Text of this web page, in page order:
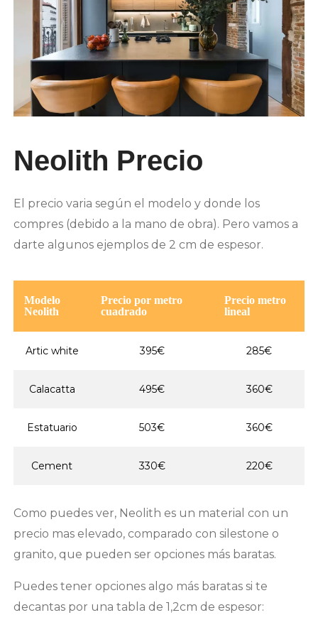
Neolith Precio
El precio varia según el modelo y donde los
compres (debido a la mano de obra). Pero vamos a
darte algunos ejemplos de 2 cm de espesor.
Modelo
Neolith
Precio por metro
cuadrado
Precio metro
lineal
Artic white 395€ 285€
Calacatta 495€ 360€
Estatuario 503€ 360€
Cement 330€ 220€
Como puedes ver, Neolith es un material con un
precio mas elevado, comparado con silestone o
granito, que pueden ser opciones más baratas.
Puedes tener opciones algo más baratas si te
decantas por una tabla de 1,2cm de espesor: